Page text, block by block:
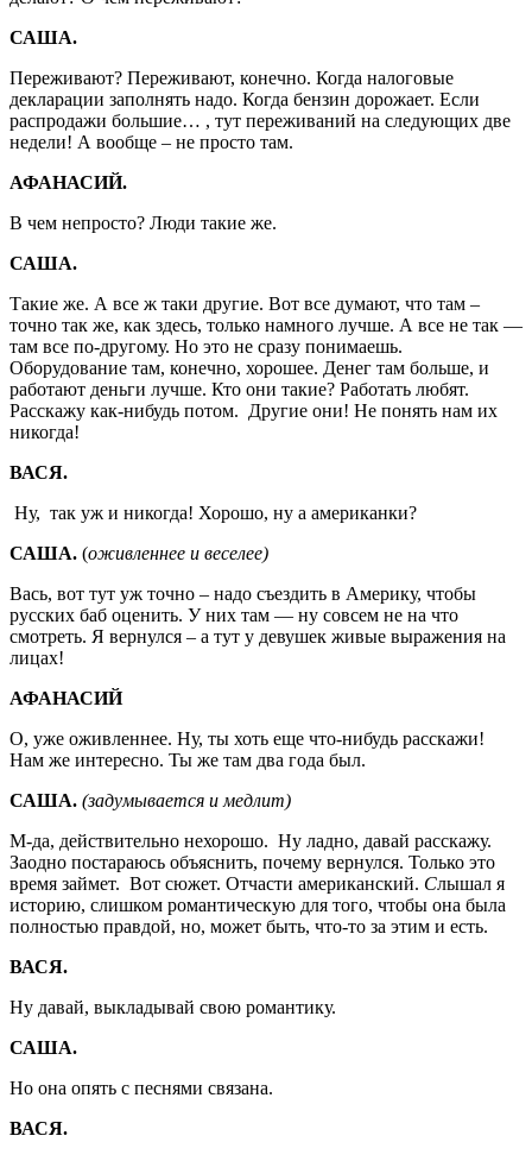
САША.
Переживают? Переживают, конечно. Когда налоговые
декларации заполнять надо. Когда бензин дорожает. Если
распродажи большие… , тут переживаний на следующих две
недели! А вообще – не просто там.
АФАНАСИЙ.
В чем непросто? Люди такие же.
САША.
Такие же. А все ж таки другие. Вот все думают, что там –
точно так же, как здесь, только намного лучше. А все не так —
там все по-другому. Но это не сразу понимаешь.
Оборудование там, конечно, хорошее. Денег там больше, и
работают деньги лучше. Кто они такие? Работать любят.
Расскажу как-нибудь потом. Другие они! Не понять нам их
никогда!
ВАСЯ.
Ну, так уж и никогда! Хорошо, ну а американки?
САША. (оживленнее и веселее)
Вась, вот тут уж точно – надо съездить в Америку, чтобы
русских баб оценить. У них там — ну совсем не на что
смотреть. Я вернулся – а тут у девушек живые выражения на
лицах!
АФАНАСИЙ
О, уже оживленнее. Ну, ты хоть еще что-нибудь расскажи!
Нам же интересно. Ты же там два года был.
САША. (задумывается и медлит)
М-да, действительно нехорошо. Ну ладно, давай расскажу.
Заодно постараюсь объяснить, почему вернулся. Только это
время займет. Вот сюжет. Отчасти американский. Слышал я
историю, слишком романтическую для того, чтобы она была
полностью правдой, но, может быть, что-то за этим и есть.
ВАСЯ.
Ну давай, выкладывай свою романтику.
САША.
Но она опять с песнями связана.
ВАСЯ.